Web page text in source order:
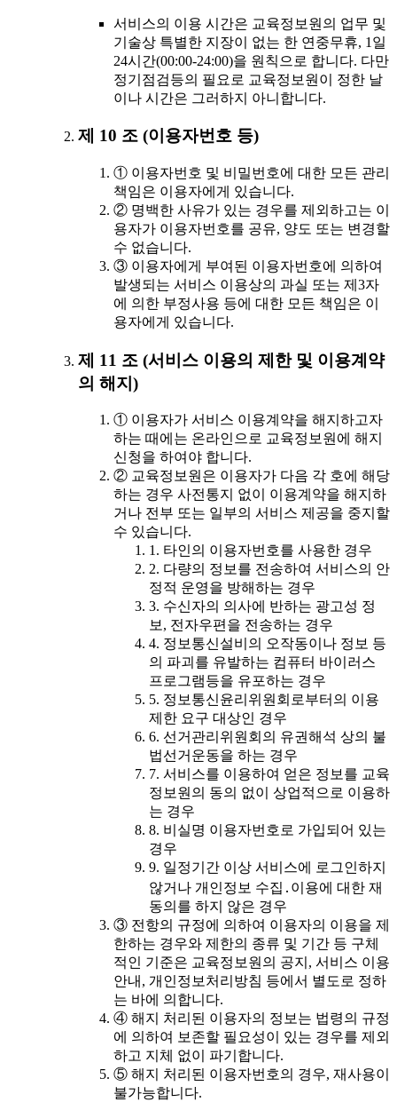
서비스의 이용 시간은 교육정보원의 업무 및
기술상 특별한 지장이 없는 한 연중무휴, 1일
24시간(00:00-24:00)을 원칙으로 합니다. 다만
정기점검등의 필요로 교육정보원이 정한 날
이나 시간은 그러하지 아니합니다.
제 10 조 (이용자번호 등)
① 이용자번호 및 비밀번호에 대한 모든 관리
책임은 이용자에게 있습니다.
② 명백한 사유가 있는 경우를 제외하고는 이
용자가 이용자번호를 공유, 양도 또는 변경할
수 없습니다.
③ 이용자에게 부여된 이용자번호에 의하여
발생되는 서비스 이용상의 과실 또는 제3자
에 의한 부정사용 등에 대한 모든 책임은 이
용자에게 있습니다.
제 11 조 (서비스 이용의 제한 및 이용계약
의 해지)
① 이용자가 서비스 이용계약을 해지하고자
하는 때에는 온라인으로 교육정보원에 해지
신청을 하여야 합니다.
② 교육정보원은 이용자가 다음 각 호에 해당
하는 경우 사전통지 없이 이용계약을 해지하
거나 전부 또는 일부의 서비스 제공을 중지할
수 있습니다.
1. 타인의 이용자번호를 사용한 경우
2. 다량의 정보를 전송하여 서비스의 안
정적 운영을 방해하는 경우
3. 수신자의 의사에 반하는 광고성 정
보, 전자우편을 전송하는 경우
4. 정보통신설비의 오작동이나 정보 등
의 파괴를 유발하는 컴퓨터 바이러스
프로그램등을 유포하는 경우
5. 정보통신윤리위원회로부터의 이용
제한 요구 대상인 경우
6. 선거관리위원회의 유권해석 상의 불
법선거운동을 하는 경우
7. 서비스를 이용하여 얻은 정보를 교육
정보원의 동의 없이 상업적으로 이용하
는 경우
8. 비실명 이용자번호로 가입되어 있는
경우
9. 일정기간 이상 서비스에 로그인하지
않거나 개인정보 수집․이용에 대한 재
동의를 하지 않은 경우
③ 전항의 규정에 의하여 이용자의 이용을 제
한하는 경우와 제한의 종류 및 기간 등 구체
적인 기준은 교육정보원의 공지, 서비스 이용
안내, 개인정보처리방침 등에서 별도로 정하
는 바에 의합니다.
④ 해지 처리된 이용자의 정보는 법령의 규정
에 의하여 보존할 필요성이 있는 경우를 제외
하고 지체 없이 파기합니다.
⑤ 해지 처리된 이용자번호의 경우, 재사용이
불가능합니다.